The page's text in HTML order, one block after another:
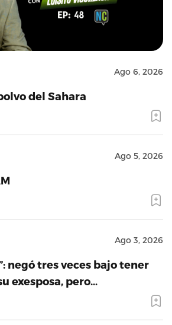
Ago 6, 2026
del Sahara
Ago 5, 2026
Ago 3, 2026
negó tres veces bajo tener
exesposa, pero…